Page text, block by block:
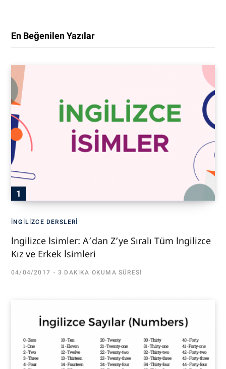
En Beğenilen Yazılar
İNGILIZCE DERSLERI
İngilizce İsimler: A’dan Z’ye Sıralı Tüm İngilizce
Kız ve Erkek İsimleri
04/04/2017 3 DAKIKA OKUMA SÜRESI